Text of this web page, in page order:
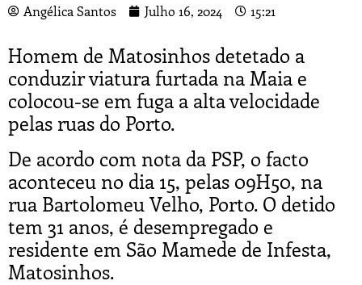
Angélica Santos Julho 16, 2024 15:21
Homem de Matosinhos detetado a
conduzir viatura furtada na Maia e
colocou-se em fuga a alta velocidade
pelas ruas do Porto.
De acordo com nota da PSP, o facto
aconteceu no dia 15, pelas 09H50, na
rua Bartolomeu Velho, Porto. O detido
tem 31 anos, é desempregado e
residente em São Mamede de Infesta,
Matosinhos.